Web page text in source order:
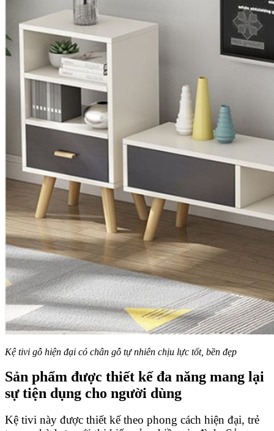
Kệ tivi gỗ hiện đại có chân gỗ tự nhiên chịu lực tốt, bền đẹp
Sản phẩm được thiết kế đa năng mang lại
sự tiện dụng cho người dùng
Kệ tivi này được thiết kế theo phong cách hiện đại, trẻ